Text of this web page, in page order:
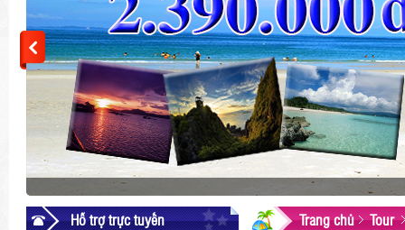
Hỗ trợ trực tuyến Trang chủ Tour